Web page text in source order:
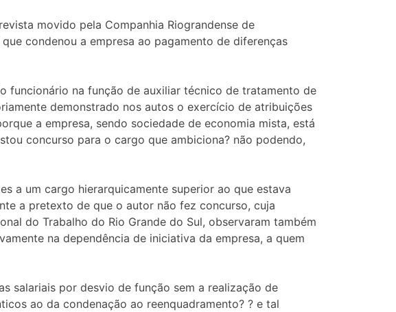
movido pela Companhia Riograndense de
condenou a empresa ao pagamento de diferenças
funcionário na função de auxiliar técnico de tratamento de
demonstrado nos autos o exercício de atribuições
a empresa, sendo sociedade de economia mista, está
concurso para o cargo que ambiciona? não podendo,
a um cargo hierarquicamente superior ao que estava
a pretexto de que o autor não fez concurso, cuja
do Trabalho do Rio Grande do Sul, observaram também
na dependência de iniciativa da empresa, a quem
salariais por desvio de função sem a realização de
ao da condenação ao reenquadramento? ? e tal